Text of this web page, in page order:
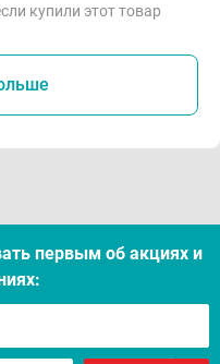
купили этот товар
первым об акцияx и